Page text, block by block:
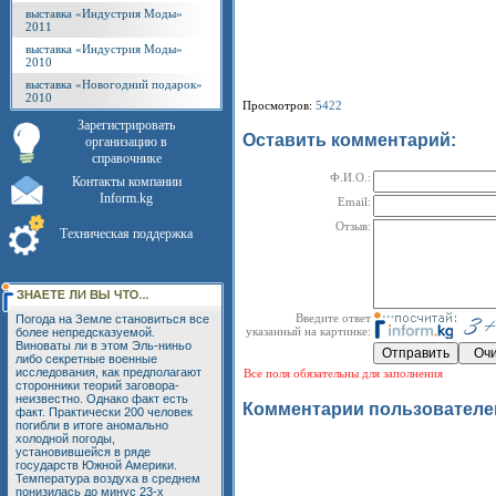
выставка «Индустрия Моды»
2011
выставка «Индустрия Моды»
2010
выставка «Новогодний подарок»
2010
Зарегистрировать
организацию в
справочнике
Контакты компании
Inform.kg
Техническая поддержка
Погода на Земле становиться все
более непредсказуемой.
Виноваты ли в этом Эль-ниньо
либо секретные военные
исследования, как предполагают
сторонники теорий заговора-
неизвестно. Однако факт есть
факт. Практически 200 человек
погибли в итоге аномально
холодной погоды,
установившейся в ряде
государств Южной Америки.
Температура воздуха в среднем
понизилась до минус 23-х
Просмотров: 5422
Оставить комментарий:
Ф.И.О.:
Email:
Отзыв:
Введите ответ
указанный на картинке:
Все поля обязательны для заполнения
Комментарии